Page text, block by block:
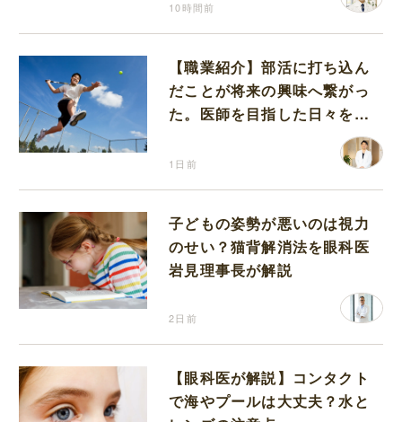
10時間前
【職業紹介】部活に打ち込ん
だことが将来の興味へ繋がっ
た。医師を目指した日々を振
1日前
子どもの姿勢が悪いのは視力
のせい？猫背解消法を眼科医
岩見理事長が解説
2日前
【眼科医が解説】コンタクト
で海やプールは大丈夫？水と